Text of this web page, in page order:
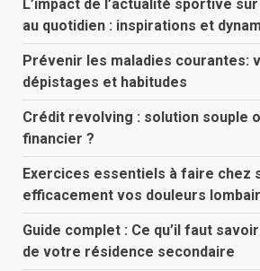
L’impact de l’actualité sportive
au quotidien : inspirations et
Prévenir les maladies courantes:
dépistages et habitudes
Crédit revolving : solution souple
financier ?
Exercices essentiels à faire chez
efficacement vos douleurs
Guide complet : Ce qu’il faut
de votre résidence secondaire